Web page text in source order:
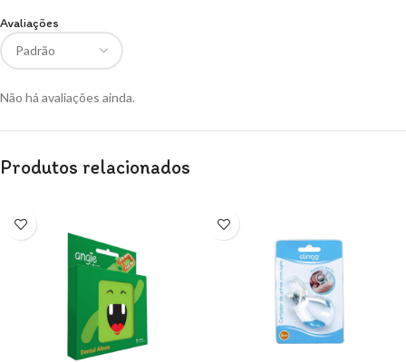
Avaliações
Não há avaliações ainda.
Produtos relacionados